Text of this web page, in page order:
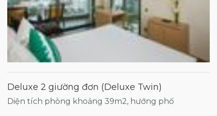
Deluxe 2 giường đơn (Deluxe Twin)
Diện tích phòng khoảng 39m2, hướng phố